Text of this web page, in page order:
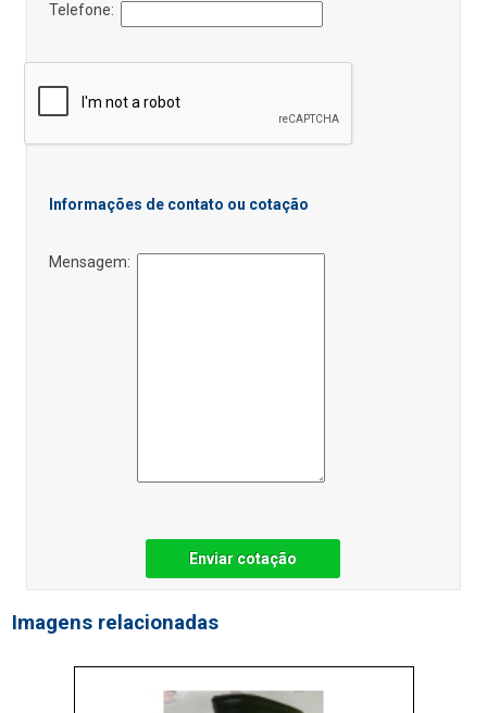
Telefone:
Informações de contato ou cotação
Mensagem:
Enviar cotação
Imagens relacionadas